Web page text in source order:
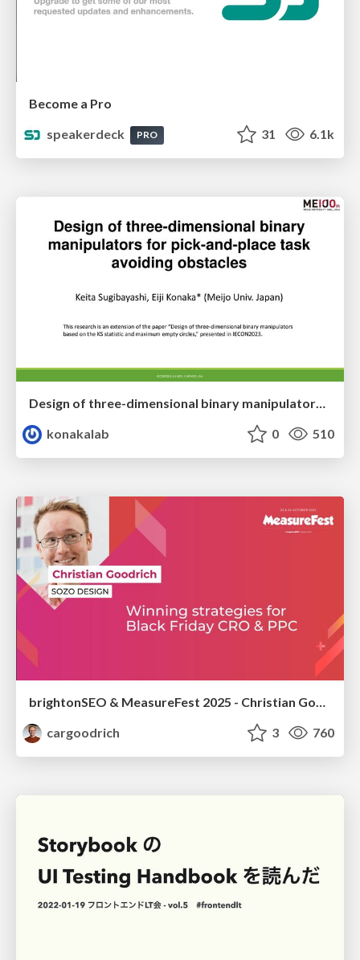
Become a Pro
speakerdeck
PRO 31 6.1k
Design of three-dimensional binary manipulators for pick-and-place task avoiding obstacles (IECON2024)
konakalab
0 510
brightonSEO & MeasureFest 2025 - Christian Goodrich - Winning strategies for Black Friday CRO & PPC
cargoodrich
3 760